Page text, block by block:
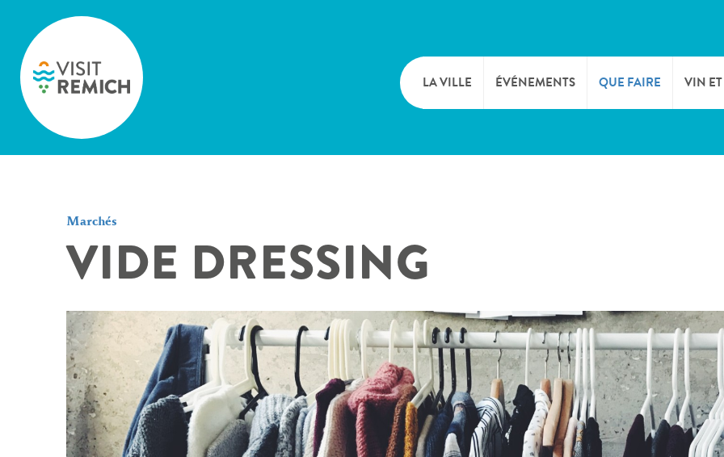
LA VILLE
TOURISME
ÉVÉNEMENTS QUE FAIRE
SUMMER DAYS
WINTER DAYS
VIN ET
Marchés
VIDE DRESSING